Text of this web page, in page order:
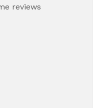
reviews